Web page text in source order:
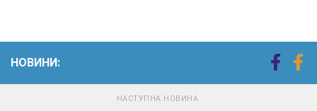
НОВИНИ:
НАСТУПНА НОВИНА